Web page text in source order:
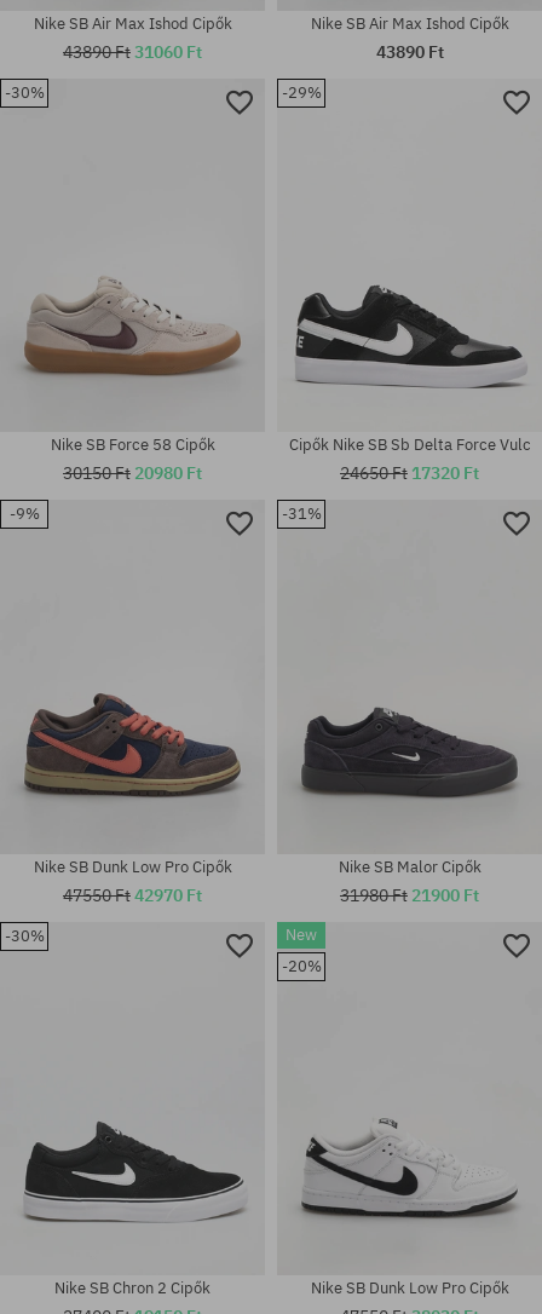
Nike SB Air Max Ishod Cipők
43890 Ft31060 Ft
Elérhető méretek:
Nike SB Air Max Ishod Cipők
43890 Ft
-30%
Nike SB Force 58 Cipők
30150 Ft 20980 Ft
-29%
Elérhető méretek:
Cipők Nike SB Sb Delta Force Vulc
24650 Ft 17320 Ft
-9%
Nike SB Dunk Low Pro Cipők
47550 Ft42970 Ft
-31%
Nike SB Malor Cipők
31980 Ft 21900 Ft
-30%
Nike SB Chron 2 Cipők
New
-20%
Nike SB Dunk Low Pro Cipők